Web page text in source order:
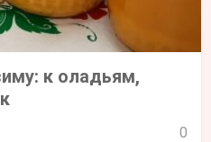
к оладьям,
0